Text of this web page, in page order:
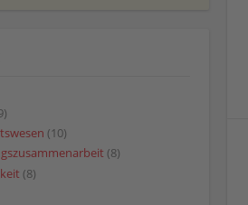
(10)
(8)
(8)